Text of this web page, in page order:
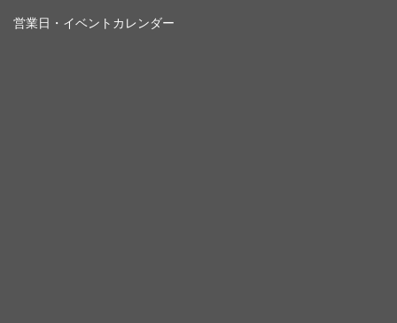
営業日・イベントカレンダー